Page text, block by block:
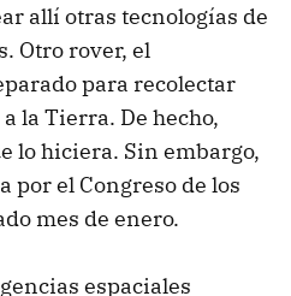
allí otras tecnologías de
Otro rover, el
para recolectar
la Tierra. De hecho,
lo hiciera. Sin embargo,
por el Congreso de los
mes de enero.
espaciales